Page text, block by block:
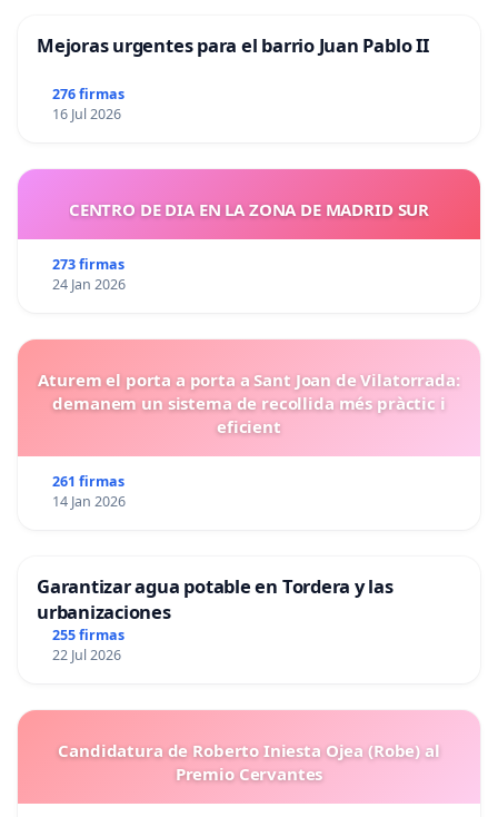
Mejoras urgentes para el barrio Juan Pablo II
276 firmas
16 Jul 2026
CENTRO DE DIA EN LA ZONA DE MADRID SUR
273 firmas
24 Jan 2026
Aturem el porta a porta a Sant Joan de Vilatorrada:
demanem un sistema de recollida més pràctic i
eficient
261 firmas
14 Jan 2026
Garantizar agua potable en Tordera y las
urbanizaciones
255 firmas
22 Jul 2026
Candidatura de Roberto Iniesta Ojea (Robe) al
Premio Cervantes